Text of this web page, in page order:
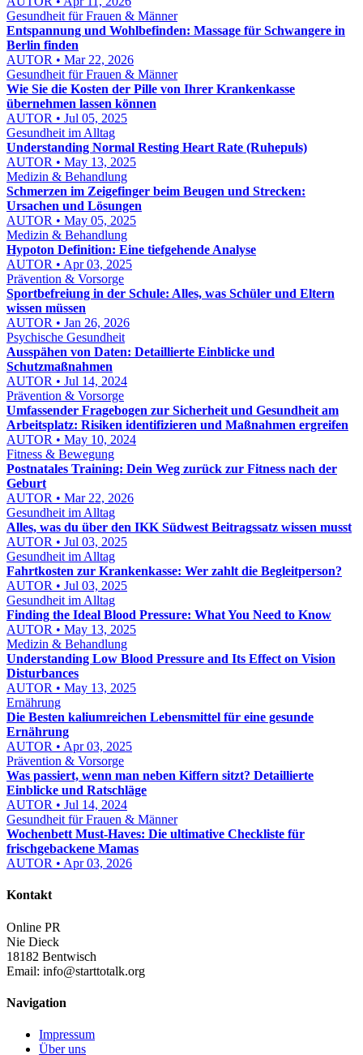
Gesundheit für Frauen & Männer
Entspannung und Wohlbefinden: Massage für Schwangere in
Berlin finden
AUTOR • Mar 22, 2026
Gesundheit für Frauen & Männer
Wie Sie die Kosten der Pille von Ihrer Krankenkasse
übernehmen lassen können
AUTOR • Jul 05, 2025
Gesundheit im Alltag
Understanding Normal Resting Heart Rate (Ruhepuls)
AUTOR • May 13, 2025
Medizin & Behandlung
Schmerzen im Zeigefinger beim Beugen und Strecken:
Ursachen und Lösungen
AUTOR • May 05, 2025
Medizin & Behandlung
Hypoton Definition: Eine tiefgehende Analyse
AUTOR • Apr 03, 2025
Prävention & Vorsorge
Sportbefreiung in der Schule: Alles, was Schüler und Eltern
wissen müssen
AUTOR • Jan 26, 2026
Psychische Gesundheit
Ausspähen von Daten: Detaillierte Einblicke und
Schutzmaßnahmen
AUTOR • Jul 14, 2024
Prävention & Vorsorge
Umfassender Fragebogen zur Sicherheit und Gesundheit am
Arbeitsplatz: Risiken identifizieren und Maßnahmen ergreifen
AUTOR • May 10, 2024
Fitness & Bewegung
Postnatales Training: Dein Weg zurück zur Fitness nach der
Geburt
AUTOR • Mar 22, 2026
Gesundheit im Alltag
Alles, was du über den IKK Südwest Beitragssatz wissen musst
AUTOR • Jul 03, 2025
Gesundheit im Alltag
Fahrtkosten zur Krankenkasse: Wer zahlt die Begleitperson?
AUTOR • Jul 03, 2025
Gesundheit im Alltag
Finding the Ideal Blood Pressure: What You Need to Know
AUTOR • May 13, 2025
Medizin & Behandlung
Understanding Low Blood Pressure and Its Effect on Vision
Disturbances
AUTOR • May 13, 2025
Ernährung
Die Besten kaliumreichen Lebensmittel für eine gesunde
Ernährung
AUTOR • Apr 03, 2025
Prävention & Vorsorge
Was passiert, wenn man neben Kiffern sitzt? Detaillierte
Einblicke und Ratschläge
AUTOR • Jul 14, 2024
Gesundheit für Frauen & Männer
Wochenbett Must-Haves: Die ultimative Checkliste für
frischgebackene Mamas
AUTOR • Apr 03, 2026
Kontakt
Online PR
Nie Dieck
18182 Bentwisch
Email: info@starttotalk.org
Navigation
Impressum
Über uns